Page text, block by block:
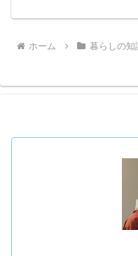
ホーム 暮らしの知